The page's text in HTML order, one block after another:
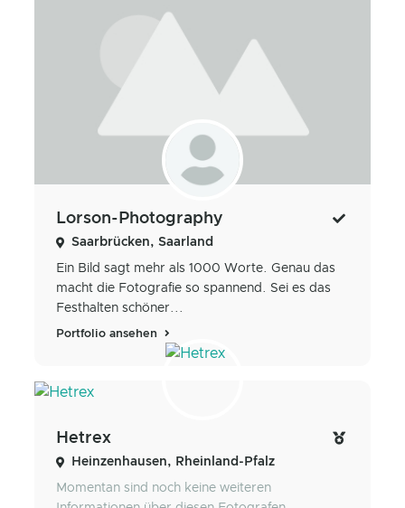
Lorson-Photography
Saarbrücken, Saarland
Ein Bild sagt mehr als 1000 Worte. Genau das
macht die Fotografie so spannend. Sei es das
Festhalten schöner...
Portfolio ansehen
Hetrex
Heinzenhausen, Rheinland-Pfalz
Momentan sind noch keine weiteren